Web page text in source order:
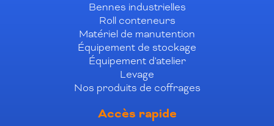
Bennes industrielles
Roll conteneurs
Matériel de manutention
Équipement de stockage
Équipement d'atelier
Levage
Nos produits de coffrages
Accès rapide